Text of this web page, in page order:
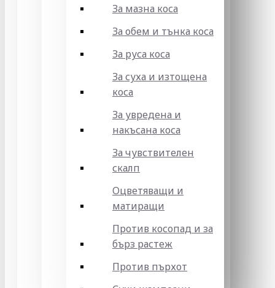
За мазна коса
За обем и тънка коса
За руса коса
За суха и изтощена
коса
За увредена и
накъсана коса
За чувствителен
скалп
Оцветяващи и
матиращи
Против косопад и за
бърз растеж
Против пърхот